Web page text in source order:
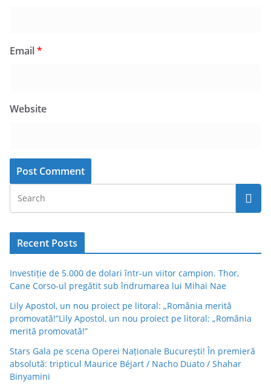
Email*
Website
Recent Posts
Investiție de 5.000 de dolari într-un viitor campion. Thor,
Cane Corso-ul pregătit sub îndrumarea lui Mihai Nae
Lily Apostol, un nou proiect pe litoral: „România merită
promovată!”Lily Apostol, un nou proiect pe litoral: „România
merită promovată!”
Stars Gala pe scena Operei Naționale București! În premieră
absolută: tripticul Maurice Béjart / Nacho Duato / Shahar
Binyamini